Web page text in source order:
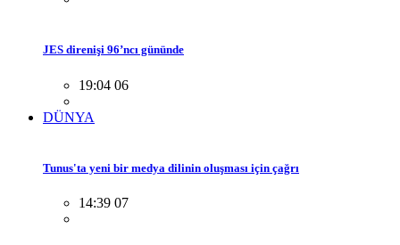
JES direnişi 96’ncı gününde
19:04 06
DÜNYA
Tunus'ta yeni bir medya dilinin oluşması için çağrı
14:39 07